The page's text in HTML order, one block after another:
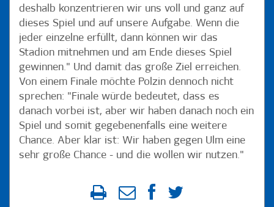
deshalb konzentrieren wir uns voll und ganz auf
dieses Spiel und auf unsere Aufgabe. Wenn die
jeder einzelne erfüllt, dann können wir das
Stadion mitnehmen und am Ende dieses Spiel
gewinnen." Und damit das große Ziel erreichen.
Von einem Finale möchte Polzin dennoch nicht
sprechen: "Finale würde bedeutet, dass es
danach vorbei ist, aber wir haben danach noch ein
Spiel und somit gegebenenfalls eine weitere
Chance. Aber klar ist: Wir haben gegen Ulm eine
sehr große Chance - und die wollen wir nutzen."